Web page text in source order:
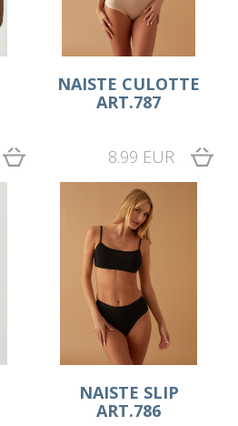
NAISTE CULOTTE
ART.787
8.99 EUR
NAISTE SLIP
ART.786